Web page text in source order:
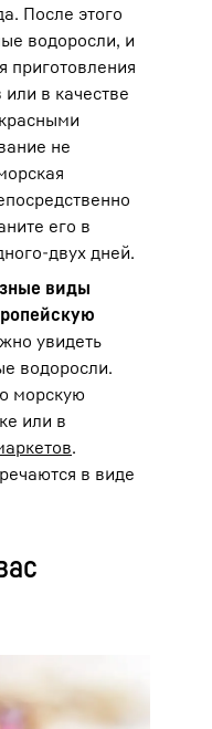
После этого
водоросли, и
приготовления
в качестве
не
его в
двух дней.
виды
увидеть
водоросли.
морскую
или в
.
в виде